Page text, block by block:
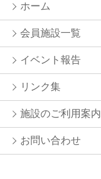
ホーム
会員施設一覧
イベント報告
リンク集
施設のご利用案内
お問い合わせ